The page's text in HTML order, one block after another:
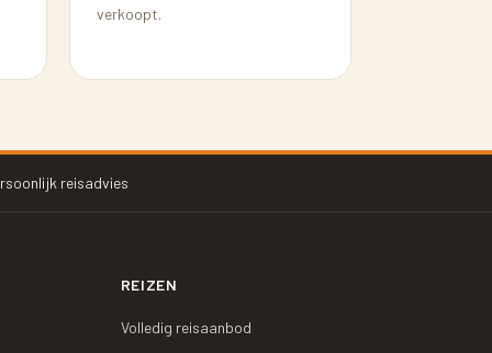
verkoopt.
reisadvies
REIZEN
Volledig reisaanbod